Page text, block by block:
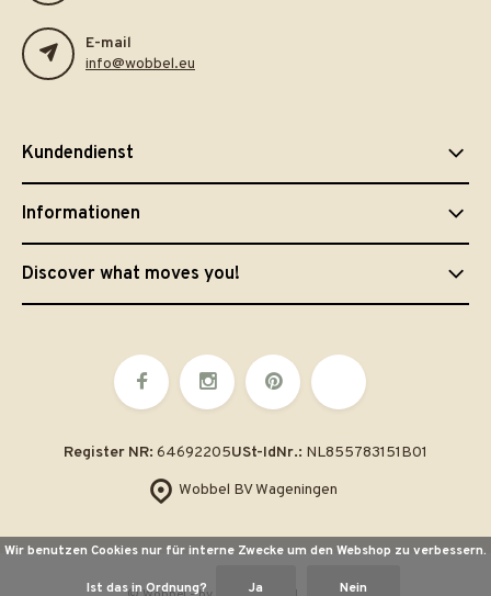
E-mail
info@wobbel.eu
Kundendienst
Informationen
Discover what moves you!
Wobbel BV Wageningen
Register NR: 64692205USt-IdNr.: NL855783151B01
Wir benutzen Cookies nur für interne Zwecke um den Webshop zu verbessern.
Ist das in Ordnung? Ja Nein